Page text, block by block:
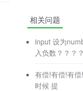
相关问题
input 设为
入负数？？？
有偿!有偿!有
时候 提